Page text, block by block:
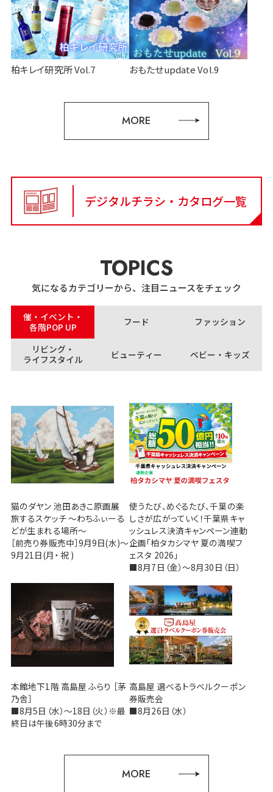
柏キレイ研究所 Vol.7 おもたせupdate Vol.9
MORE
デジタルチラシ・カタログ一覧
TOPICS
気になるカテゴリーから、注目ニュースをチェック
催・イベント・
各階POP UP
フード ファッション
リビング・
ライフスタイル
ビューティー ベビー・キッズ
猫のダヤン 池田あきこ原画展
旅するスケッチ ～わちふぃーる
どが生まれる場所～
［前売り券販売中］9月9日(水)～
9月21日(月・ 祝 )
使うたび、めぐるたび、千葉の楽
しさが広がっていく！千葉県キャ
ッシュレス決済キャンペーン連動
企画「柏タカシマヤ 夏の満喫フ
ェスタ 2026」
■8月7日（金）～8月30日（日）
本館地下1階 高島屋 ふらり ［茅
乃舎］
■8月5日（水）～18日（火）※最
終日は午後6時30分まで
高島屋 選べるトラベルクーポン
券販売会
■8月26日（水）
MORE